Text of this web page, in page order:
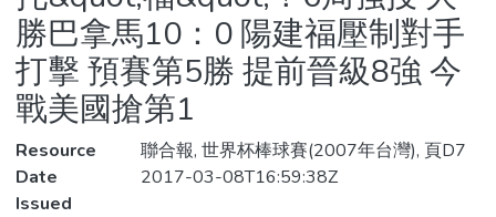
Statistics
勝巴拿馬10：0 陽建福壓制對手
打擊 預賽第5勝 提前晉級8強 今
戰美國搶第1
Resource
聯合報, 世界杯棒球賽(2007年台灣), 頁D7
Date
Issued
2017-03-08T16:59:38Z